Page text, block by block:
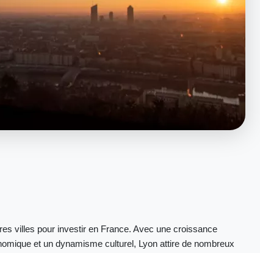
villes pour investir en France. Avec une croissance
et un dynamisme culturel, Lyon attire de nombreux